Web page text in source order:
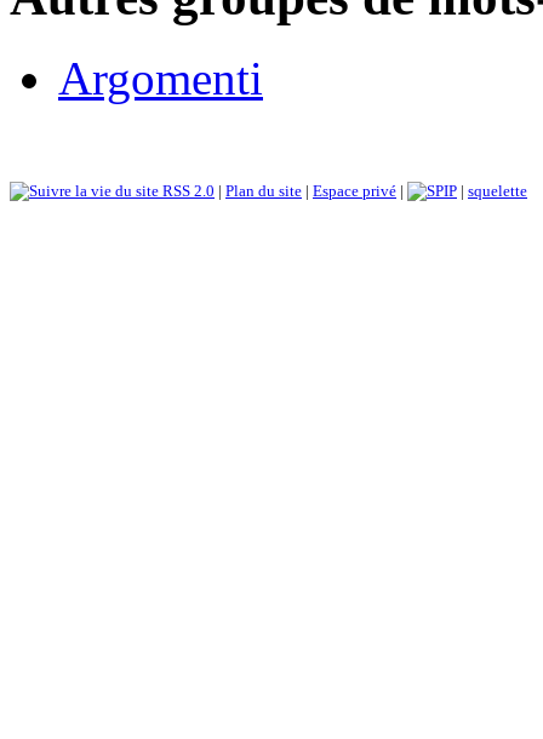
Argomenti
RSS 2.0 | Plan du site | Espace privé | | squelette